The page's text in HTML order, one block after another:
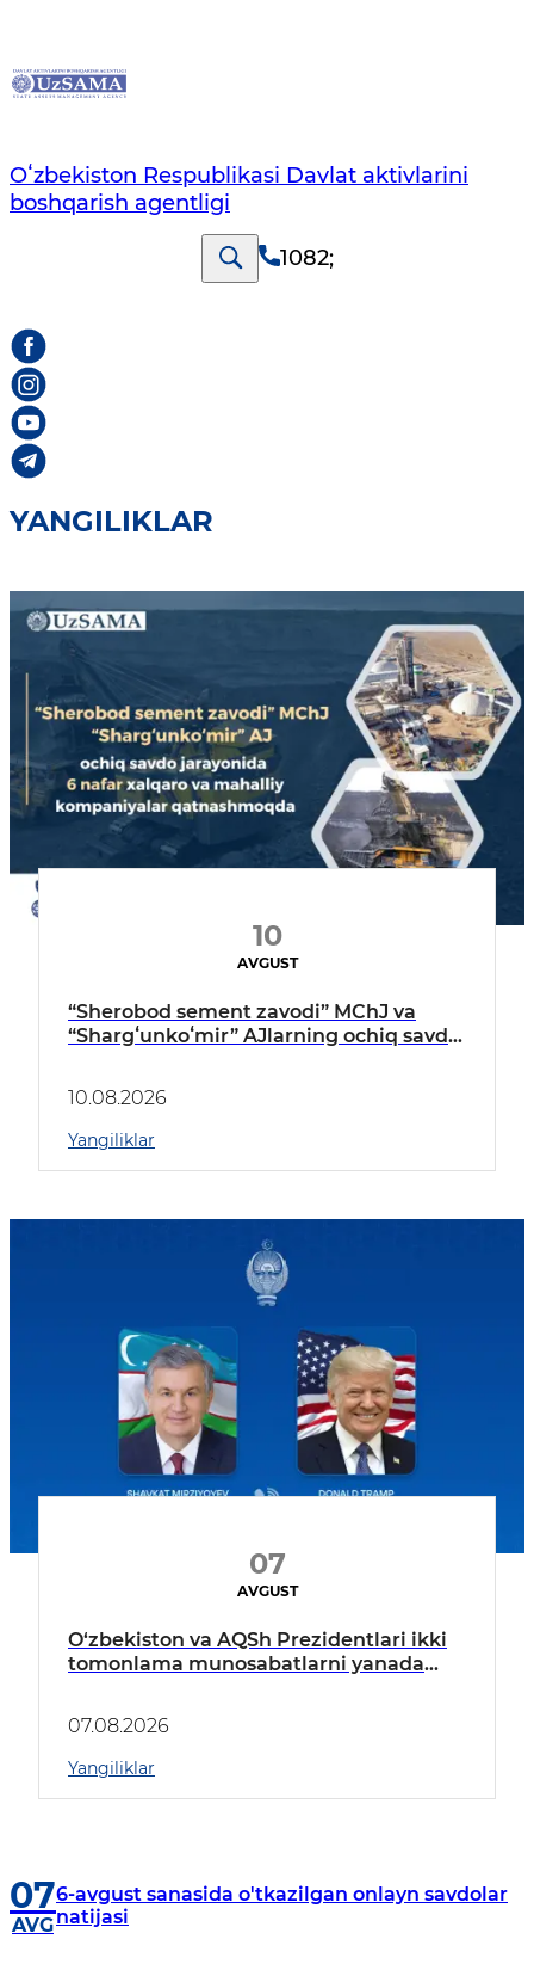
Oʻzbekiston Respublikasi Davlat aktivlarini
boshqarish agentligi
1082;
YANGILIKLAR
10
AVGUST
“Sherobod sement zavodi” MChJ va
“Shargʻunkoʻmir” AJlarning ochiq savdo
10.08.2026
Yangiliklar
07
AVGUST
O‘zbekiston va AQSh Prezidentlari ikki
tomonlama munosabatlarni yanada
07.08.2026
Yangiliklar
07
AVG
6-avgust sanasida o'tkazilgan onlayn savdolar
natijasi